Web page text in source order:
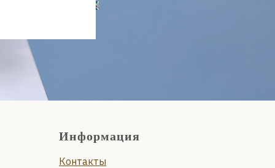
Информация
Контакты